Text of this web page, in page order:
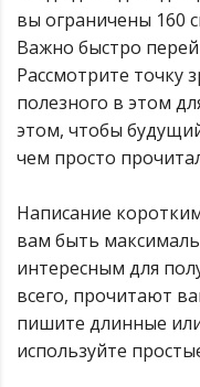
вы ограничены 160
Важно быстро
Рассмотрите точку
полезного в этом
этом, чтобы
чем просто
Написание
вам быть
интересным для
всего, прочитают
пишите длинные
используйте